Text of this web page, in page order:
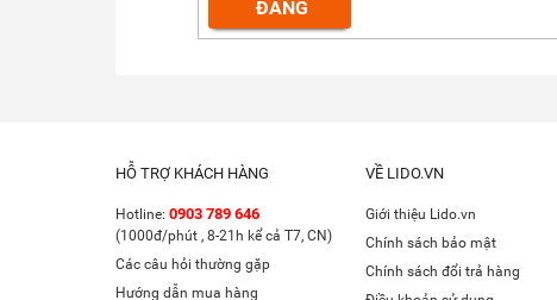
HỖ TRỢ KHÁCH HÀNG
Hotline: 0903 789 646
(1000đ/phút , 8-21h kể cả T7, CN)
Các câu hỏi thường gặp
Hướng dẫn mua hàng
VỀ LIDO.VN
Giới thiệu Lido.vn
Chính sách bảo mật
Chính sách đổi trả hàng